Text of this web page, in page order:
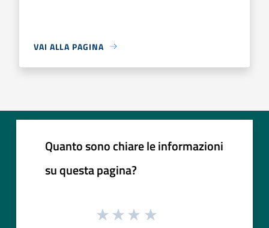
VAI ALLA PAGINA
Quanto sono chiare le informazioni
su questa pagina?